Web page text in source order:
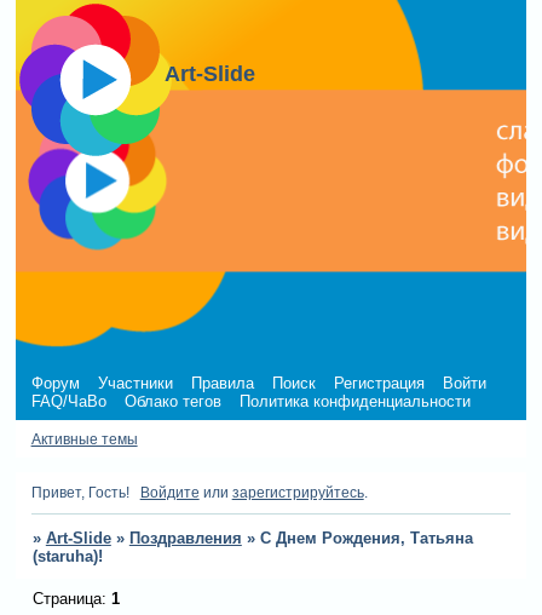
Art-Slide
Форум Участники Правила Поиск Регистрация
Войти
FAQ/ЧаВо
Облако тегов Политика конфиденциальности
Активные темы
Привет, Гость! Войдите или зарегистрируйтесь.
» Art-Slide » Поздравления » С Днем Рождения, Татьяна
(staruha)!
Страница: 1